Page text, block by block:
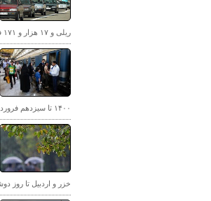
ریلی و ۱۷ هزار و ۱۷۱ فروند نشست و برخاست هوایی داخلی و بین‌المللی انجام گرفته است.
۱۴۰۰ تا سیزدهم فروردین ماه سال جاری خبر داد.
خزر و اردبیل تا روز